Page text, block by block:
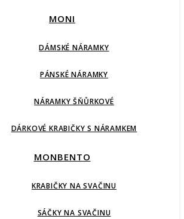
MONI
DÁMSKÉ NÁRAMKY
PÁNSKÉ NÁRAMKY
NÁRAMKY ŠŇŮRKOVÉ
DÁRKOVÉ KRABIČKY S NÁRAMKEM
MONBENTO
KRABIČKY NA SVAČINU
SÁČKY NA SVAČINU